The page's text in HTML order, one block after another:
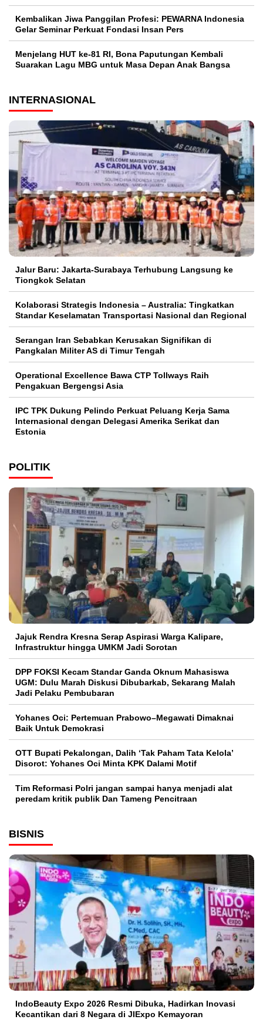
Kembalikan Jiwa Panggilan Profesi: PEWARNA Indonesia
Gelar Seminar Perkuat Fondasi Insan Pers
Menjelang HUT ke-81 RI, Bona Paputungan Kembali
Suarakan Lagu MBG untuk Masa Depan Anak Bangsa
INTERNASIONAL
Jalur Baru: Jakarta-Surabaya Terhubung Langsung ke
Tiongkok Selatan
Kolaborasi Strategis Indonesia – Australia: Tingkatkan
Standar Keselamatan Transportasi Nasional dan Regional
Serangan Iran Sebabkan Kerusakan Signifikan di
Pangkalan Militer AS di Timur Tengah
Operational Excellence Bawa CTP Tollways Raih
Pengakuan Bergengsi Asia
IPC TPK Dukung Pelindo Perkuat Peluang Kerja Sama
Internasional dengan Delegasi Amerika Serikat dan
Estonia
POLITIK
Jajuk Rendra Kresna Serap Aspirasi Warga Kalipare,
Infrastruktur hingga UMKM Jadi Sorotan
DPP FOKSI Kecam Standar Ganda Oknum Mahasiswa
UGM: Dulu Marah Diskusi Dibubarkab, Sekarang Malah
Jadi Pelaku Pembubaran
Yohanes Oci: Pertemuan Prabowo–Megawati Dimaknai
Baik Untuk Demokrasi
OTT Bupati Pekalongan, Dalih ‘Tak Paham Tata Kelola’
Disorot: Yohanes Oci Minta KPK Dalami Motif
Tim Reformasi Polri jangan sampai hanya menjadi alat
peredam kritik publik Dan Tameng Pencitraan
BISNIS
IndoBeauty Expo 2026 Resmi Dibuka, Hadirkan Inovasi
Kecantikan dari 8 Negara di JIExpo Kemayoran